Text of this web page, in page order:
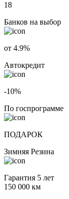
18
Банков на выбор
от 4.9%
Автокредит
-10%
По госпрограмме
ПОДАРОК
Зимняя Резина
Гарантия 5 лет
150 000 км